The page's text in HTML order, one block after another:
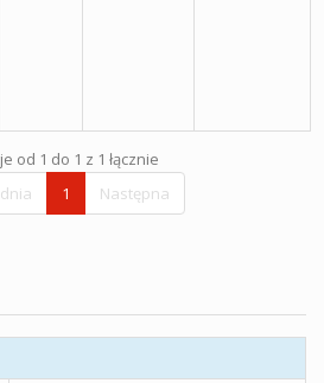
od 1 do 1 z 1 łącznie
1 Następna